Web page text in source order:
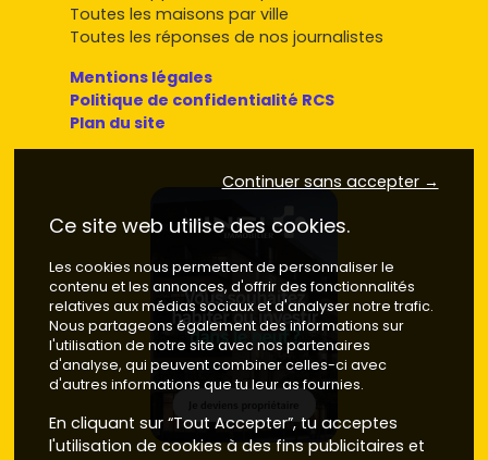
Toutes les maisons par ville
Toutes les réponses de nos journalistes
Mentions légales
Politique de confidentialité RCS
Plan du site
Continuer sans accepter →
Ce site web utilise des cookies.
Les cookies nous permettent de personnaliser le
contenu et les annonces, d'offrir des fonctionnalités
relatives aux médias sociaux et d'analyser notre trafic.
Nous partageons également des informations sur
l'utilisation de notre site avec nos partenaires
d'analyse, qui peuvent combiner celles-ci avec
d'autres informations que tu leur as fournies.
En cliquant sur “Tout Accepter”, tu acceptes
l'utilisation de cookies à des fins publicitaires et